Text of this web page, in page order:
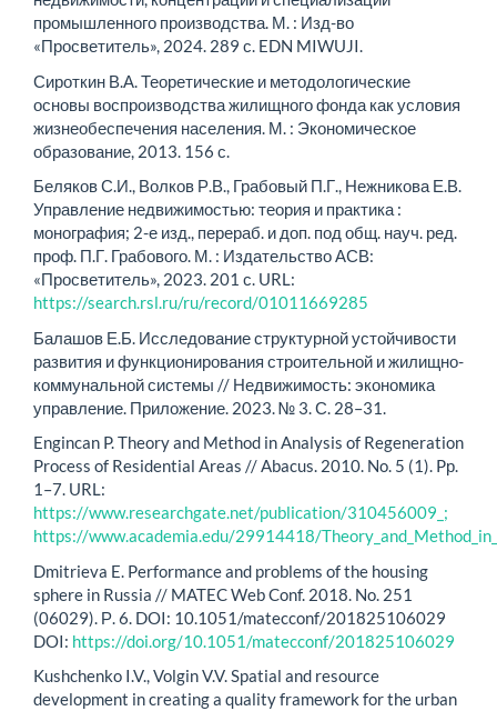
промышленного производства. М. : Изд-во
«Просветитель», 2024. 289 с. EDN MIWUJI.
Сироткин В.А. Теоретические и методологические
основы воспроизводства жилищного фонда как условия
жизнеобес­печения населения. М. : Экономическое
образование, 2013. 156 с.
Беляков С.И., Волков Р.В., Грабовый П.Г., Нежникова Е.В.
Управление недвижимостью: теория и практика :
монография; 2-е изд., перераб. и доп. под общ. науч. ред.
проф. П.Г. ­Грабового. М. : Издательство АСВ:
«Просветитель», 2023. 201 с. URL:
https://search.rsl.ru/ru/record/01011669285
Балашов Е.Б. Исследование структурной устойчивости
развития и функционирования строительной и жилищно-
коммунальной системы // Недвижимость: экономика
управление. Приложение. 2023. № 3. С. 28–31.
Engincan P. Theory and Method in Analysis of Regeneration
Process of Residential Areas // Abacus. 2010. No. 5 (1). Pр.
1–7. URL:
https://www.researchgate.net/publication/310456009_;
https://www.academia.edu/29914418/
Dmitrieva E. Performance and problems of the housing
sphere in Russia // MATEC Web Conf. 2018. No. 251
(06029). Р. 6. DOI: 10.1051/matecconf/201825106029
DOI: https://doi.org/10.1051/matecconf/201825106029
Kushchenko I.V., Volgin V.V. Spatial and resource
development in creating a quality framework for the urban